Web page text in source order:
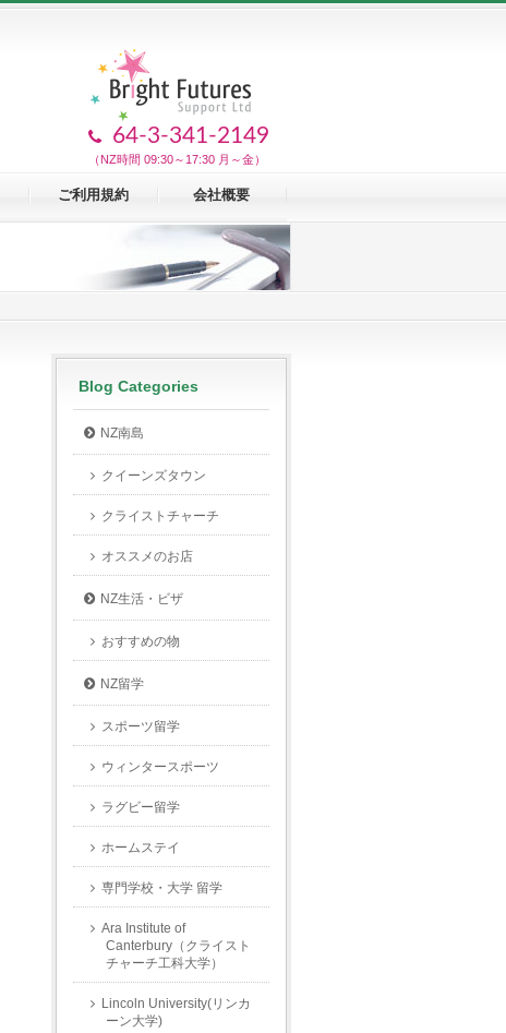
64-3-341-2149
（NZ時間 09:30～17:30 月～金）
ご利用規約 会社概要
Blog Categories
NZ南島
クイーンズタウン
クライストチャーチ
オススメのお店
NZ生活・ビザ
おすすめの物
NZ留学
スポーツ留学
ウィンタースポーツ
ラグビー留学
ホームステイ
専門学校・大学 留学
Ara Institute of
Canterbury（クライスト
チャーチ工科大学）
Lincoln University(リンカ
ーン大学)